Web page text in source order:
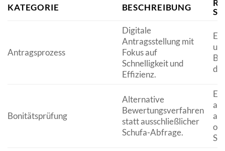
KATEGORIE BESCHREIBUNG
Antragsprozess
Digitale
Antragsstellung mit
Fokus auf
Schnelligkeit und
Effizienz.
Bonitätsprüfung
Alternative
Bewertungsverfahren
statt ausschließlicher
Schufa-Abfrage.